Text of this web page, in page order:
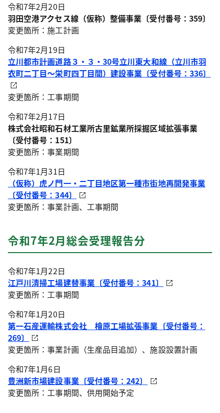
令和7年2月20日
羽田空港アクセス線（仮称）整備事業 〔受付番号：359〕
変更箇所：施工計画
令和7年2月19日
立川都市計画道路３・３・30号立川東大和線（立川市羽
衣町二丁目～栄町四丁目間）建設事業 〔受付番号：336〕
変更箇所：工事期間
令和7年2月17日
株式会社昭和石材工業所古里鉱業所採掘区域拡張事業
〔受付番号：151〕
変更箇所：事業期間
令和7年1月31日
（仮称）虎ノ門一・二丁目地区第一種市街地再開発事業
〔受付番号：344〕
変更箇所：事業計画、工事期間
令和7年2月総会受理報告分
令和7年1月22日
江戸川清掃工場建替事業〔受付番号：341〕
変更箇所：工事期間
令和7年1月20日
第一石産運輸株式会社 檜原工場拡張事業〔受付番号：
269〕
変更箇所：事業計画（生産品目追加）、施設設置計画
令和7年1月6日
豊洲新市場建設事業〔受付番号：242〕
変更箇所：工事期間、供用開始予定